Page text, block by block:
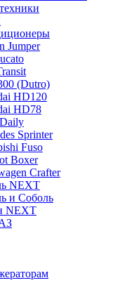
Jumper
(Dutro)
HD120
HD78
Sprinter
Fuso
Boxer
Crafter
NEXT
и Соболь
NEXT